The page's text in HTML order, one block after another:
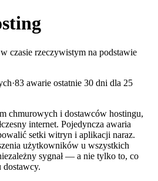
czasie rzeczywistym na podstawie
·83 awarie ostatnie 30 dni dla 25
chmurowych i dostawców hostingu,
internet. Pojedyncza awaria
setki witryn i aplikacji naraz.
użytkowników u wszystkich
sygnał — a nie tylko to, co
dostawcy.